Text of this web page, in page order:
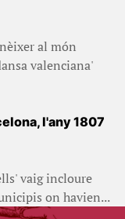
al món
valenciana'
l'any 1807
vaig incloure
on havien...